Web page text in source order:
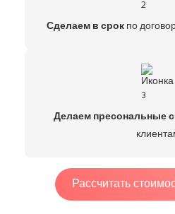
Сделаем в срокпо
Делаем пресональные
Рассчитать